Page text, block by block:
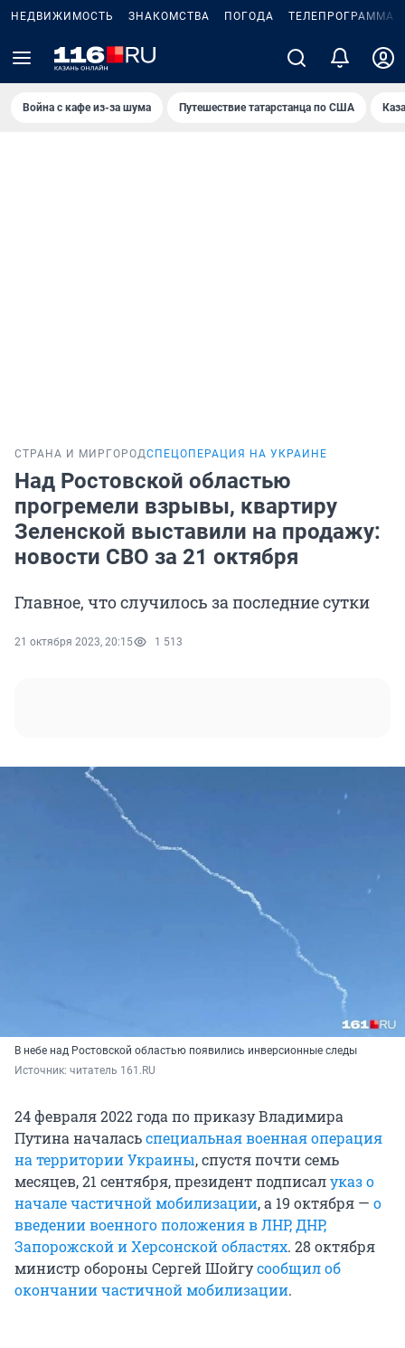
НЕДВИЖИМОСТЬ ЗНАКОМСТВА ПОГОДА ТЕЛЕПРОГРАММА
Война с кафе из-за шума Путешествие татарстанца по США
СТРАНА И МИР ГОРОДСПЕЦОПЕРАЦИЯ НА УКРАИНЕ
Над Ростовской областью
прогремели взрывы, квартиру
Зеленской выставили на продажу:
новости СВО за 21 октября
Главное, что случилось за последние сутки
21 октября 2023, 20:15 1 513
В небе над Ростовской областью появились инверсионные следы
Источник: читатель 161.RU
24 февраля 2022 года по приказу Владимира
Путина началасьспециальная военная операция
на территории Украины, спустя почти семь
месяцев, 21 сентября, президент подписалуказ о
начале частичной мобилизации, а 19 октября — о
введении военного положения в ЛНР, ДНР,
Запорожской и Херсонской областях. 28 октября
министр обороны Сергей Шойгусообщил об
окончании частичной мобилизации.